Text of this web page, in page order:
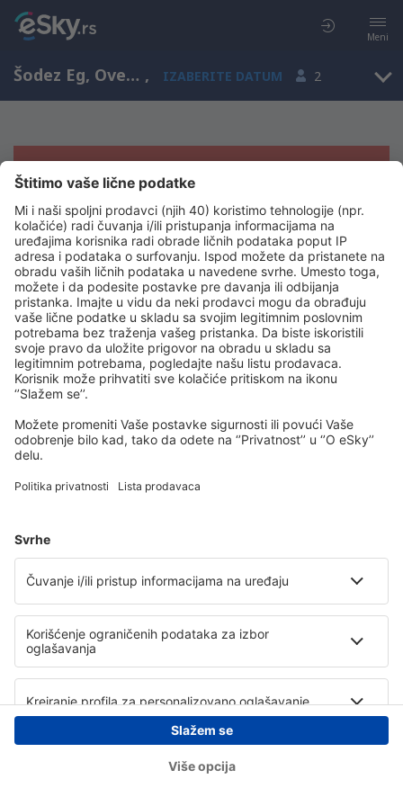
Meni
Šodez Eg, Overnja, Francuska , IZABERITE DATUM 2
Žao nam je, ne možemo da prikažemo
rezultate
Pokušajte još jednom kad izaberete druge kriterijume
Copyright © eSky.rs. Sva prava zadržana.